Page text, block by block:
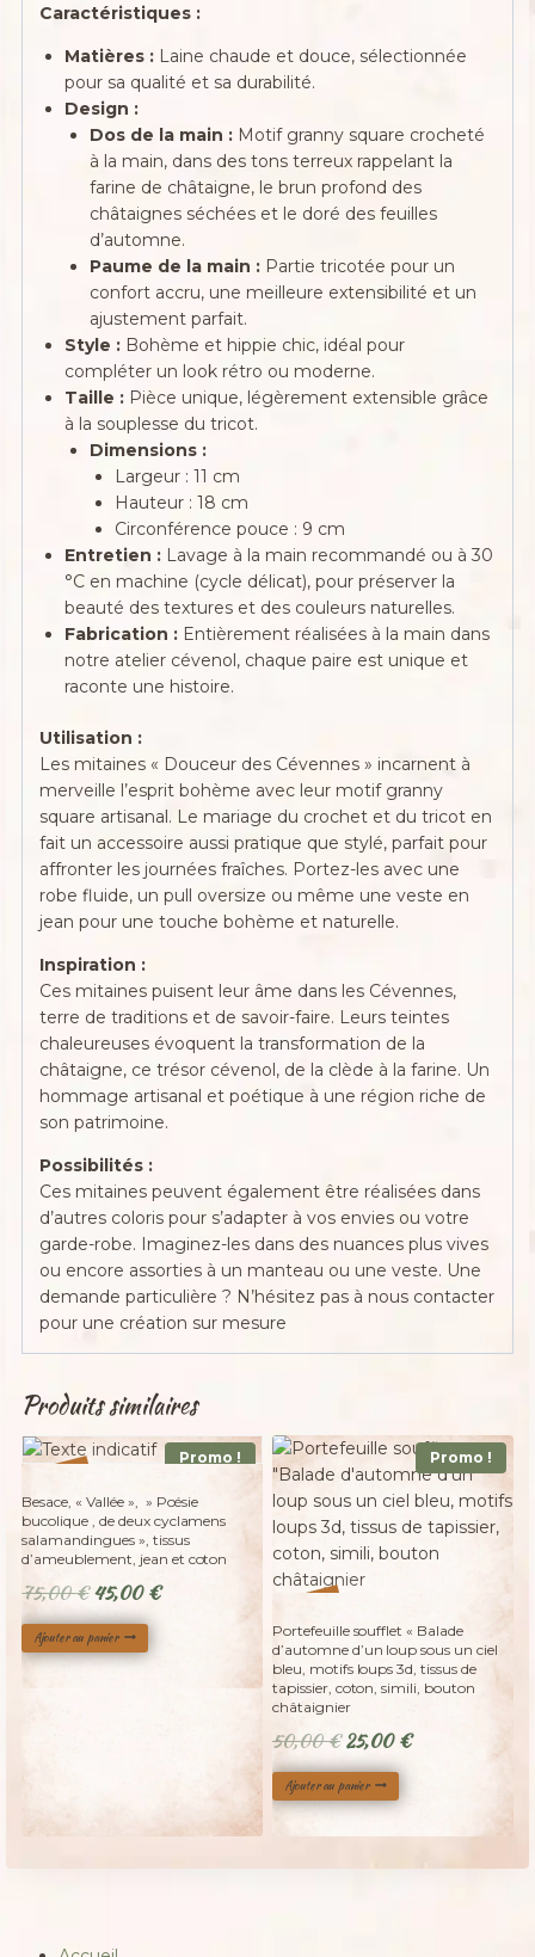
Caractéristiques :
Matières : Laine chaude et douce, sélectionnée
pour sa qualité et sa durabilité.
Design :
Dos de la main : Motif granny square crocheté
à la main, dans des tons terreux rappelant la
farine de châtaigne, le brun profond des
châtaignes séchées et le doré des feuilles
d’automne.
Paume de la main : Partie tricotée pour un
confort accru, une meilleure extensibilité et un
ajustement parfait.
Style : Bohème et hippie chic, idéal pour
compléter un look rétro ou moderne.
Taille : Pièce unique, légèrement extensible grâce
à la souplesse du tricot.
Dimensions :
Largeur : 11 cm
Hauteur : 18 cm
Circonférence pouce : 9 cm
Entretien : Lavage à la main recommandé ou à 30
°C en machine (cycle délicat), pour préserver la
beauté des textures et des couleurs naturelles.
Fabrication : Entièrement réalisées à la main dans
notre atelier cévenol, chaque paire est unique et
raconte une histoire.
Utilisation :
Les mitaines « Douceur des Cévennes » incarnent à
merveille l’esprit bohème avec leur motif granny
square artisanal. Le mariage du crochet et du tricot en
fait un accessoire aussi pratique que stylé, parfait pour
affronter les journées fraîches. Portez-les avec une
robe fluide, un pull oversize ou même une veste en
jean pour une touche bohème et naturelle.
Inspiration :
Ces mitaines puisent leur âme dans les Cévennes,
terre de traditions et de savoir-faire. Leurs teintes
chaleureuses évoquent la transformation de la
châtaigne, ce trésor cévenol, de la clède à la farine. Un
hommage artisanal et poétique à une région riche de
son patrimoine.
Possibilités :
Ces mitaines peuvent également être réalisées dans
d’autres coloris pour s’adapter à vos envies ou votre
garde-robe. Imaginez-les dans des nuances plus vives
ou encore assorties à un manteau ou une veste. Une
demande particulière ? N’hésitez pas à nous contacter
pour une création sur mesure
Produits similaires
Promo !
Besace, « Vallée », » Poésie
bucolique , de deux cyclamens
salamandingues », tissus
d’ameublement, jean et coton
75,00€ Le
prix
initial
45,00€Le
Ajouter au panier
Promo !
Portefeuille soufflet « Balade
d’automne d’un loup sous un ciel
bleu, motifs loups 3d, tissus de
tapissier, coton, simili, bouton
châtaignier
50,00€ Le
prix
initial
25,00€Le
Ajouter au panier